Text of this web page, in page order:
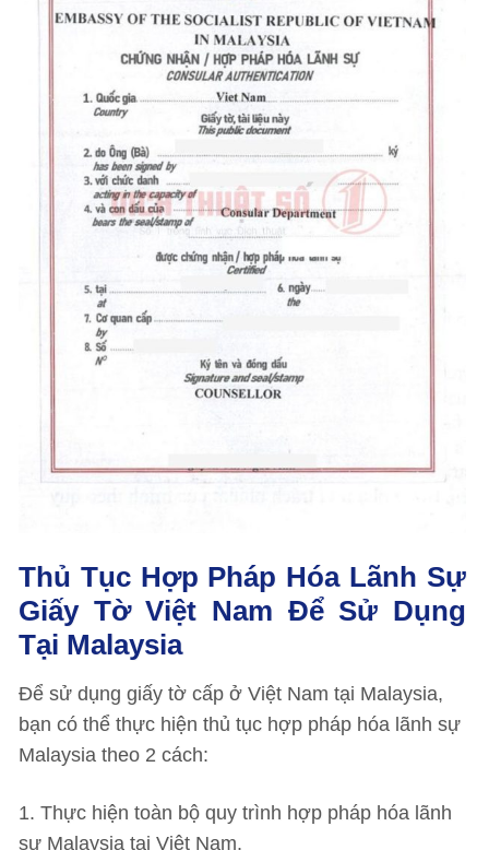
Thủ Tục Hợp Pháp Hóa Lãnh Sự
Giấy Tờ Việt Nam Để Sử Dụng
Tại Malaysia
Để sử dụng giấy tờ cấp ở Việt Nam tại Malaysia,
bạn có thể thực hiện thủ tục hợp pháp hóa lãnh sự
Malaysia theo 2 cách:
1. Thực hiện toàn bộ quy trình hợp pháp hóa lãnh
sự Malaysia tại Việt Nam.